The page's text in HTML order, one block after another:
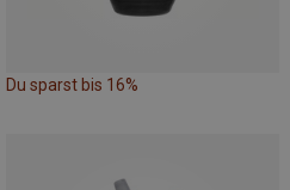
Du sparst bis 16%